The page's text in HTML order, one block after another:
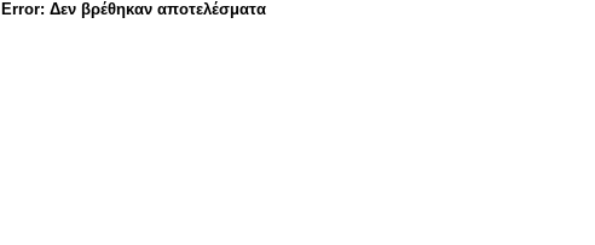
Error: Δεν βρέθηκαν αποτελέσματα